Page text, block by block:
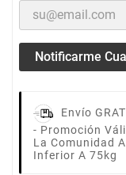
Notificarme
Envío
- Promoción
La Comunidad
Inferior A 75kg